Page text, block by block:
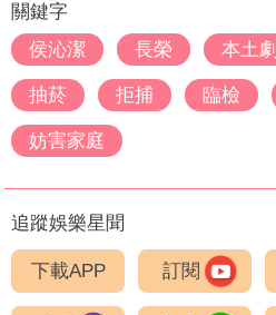
關鍵字
侯沁潔
長榮 本土劇
抽菸 拒捕 臨檢
妨害家庭
追蹤娛樂星聞
下載APP 訂閱